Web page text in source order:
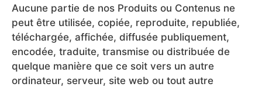
Aucune partie de nos Produits ou Contenus ne
peut être utilisée, copiée, reproduite, republiée,
téléchargée, affichée, diffusée publiquement,
encodée, traduite, transmise ou distribuée de
quelque manière que ce soit vers un autre
ordinateur, serveur, site web ou tout autre